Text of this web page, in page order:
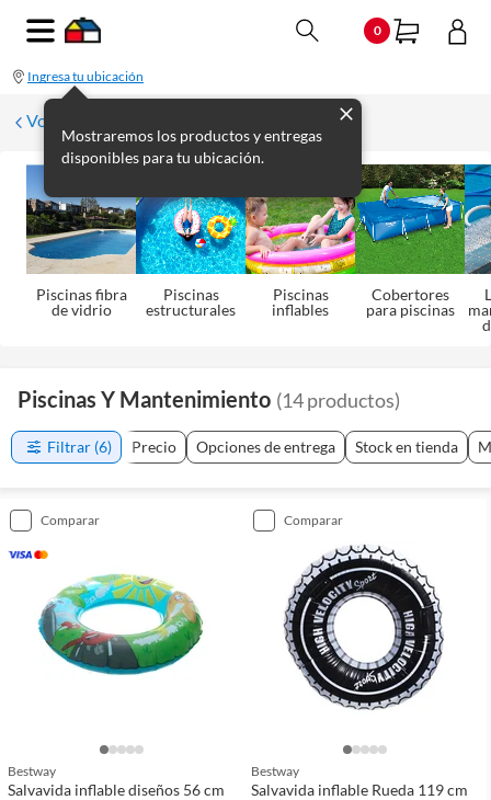
0
Ingresa tu ubicación
Mostraremos los productos y entregas
disponibles para tu ubicación.
Volver a Aire Libre
Piscinas fibra
de vidrio
Piscinas
estructurales
Piscinas
inflables
Cobertores
para piscinas
Piscinas Y Mantenimiento (14productos)
Filtrar (6) Precio Opciones de entrega Stock en tienda
comparar
Bestway
Salvavida inflable diseños 56 cm
comparar
Bestway
Salvavida inflable Rueda 119 cm